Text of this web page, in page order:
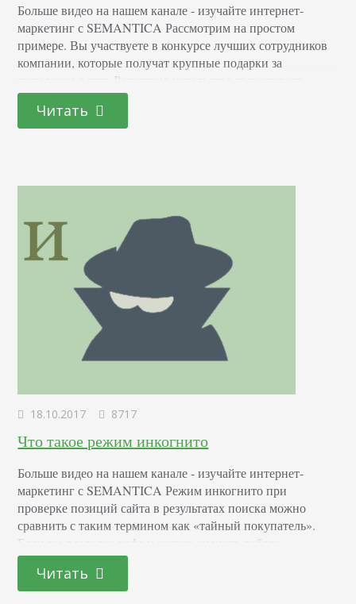
Больше видео на нашем канале - изучайте интернет-
маркетинг с SEMANTICA Рассмотрим на простом
примере. Вы участвуете в конкурсе лучших сотрудников
компании, которые получат крупные подарки за
попадание в топ. Регулярно начальство вывешивает
список активных работников на настоящее время, и вы
проверяете себя, как продвинулись или понизились.
Пусть вы - продвигаемый ресурс, а начальство -
Читать
18.10.2017 8717
Что такое режим инкогнито
Больше видео на нашем канале - изучайте интернет-
маркетинг с SEMANTICA Режим инкогнито при
проверке позиций сайта в результатах поиска можно
сравнить с таким термином как «тайный покупатель».
Если вы владелец кафе и хотите оценить работу
персонала, то согласитесь, вам нет смысла для этого
приходить в свое заведение и заказывать кофе. Поведение
ваших наемных работников с вами и с просто обычным…
Читать